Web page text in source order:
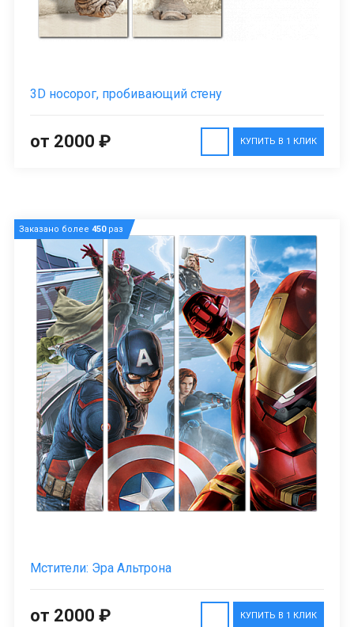
3D носорог, пробивающий стену
КУПИТЬ В 1 КЛИК
от 2000 ₽
Заказано более 450раз
Мстители: Эра Альтрона
КУПИТЬ В 1 КЛИК
от 2000 ₽